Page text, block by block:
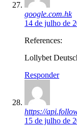
google.com.hk
14 de julho de
References:
Lollybet
Responder
https://
15 de julho de